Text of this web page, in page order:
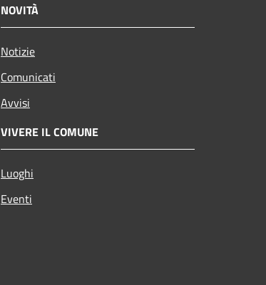
NOVITÀ
Notizie
Comunicati
Avvisi
VIVERE IL COMUNE
Luoghi
Eventi